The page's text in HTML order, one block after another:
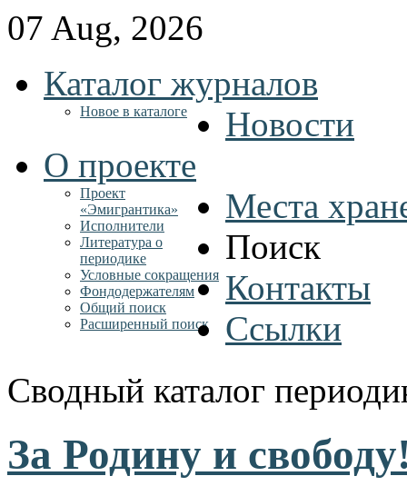
07 Aug, 2026
Каталог журналов
Новое в каталоге
Новости
О проекте
Проект
«Эмигрантика»
Исполнители
Литература о
периодике
Условные сокращения
Фондодержателям
Места
Поиск
Общий поиск
Расширенный поиск
Контакты
Ссылки
Сводный каталог
За Родину и